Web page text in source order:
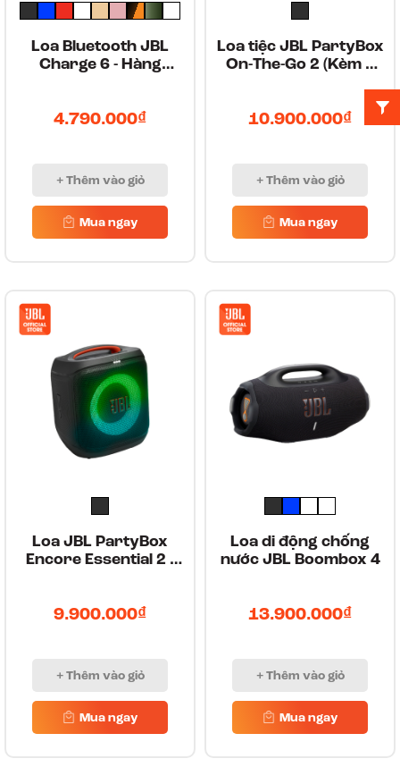
Loa Bluetooth JBL
Charge 6 - Hàng
4.790.000₫
+ Thêm vào giỏ
Mua ngay
Loa tiệc JBL PartyBox
On-The-Go 2 (Kèm 2
10.900.000₫
+ Thêm vào giỏ
Mua ngay
Loa JBL PartyBox
Encore Essential 2 -
9.900.000₫
+ Thêm vào giỏ
Mua ngay
Loa di động chống
nước JBL Boombox 4
13.900.000₫
+ Thêm vào giỏ
Mua ngay